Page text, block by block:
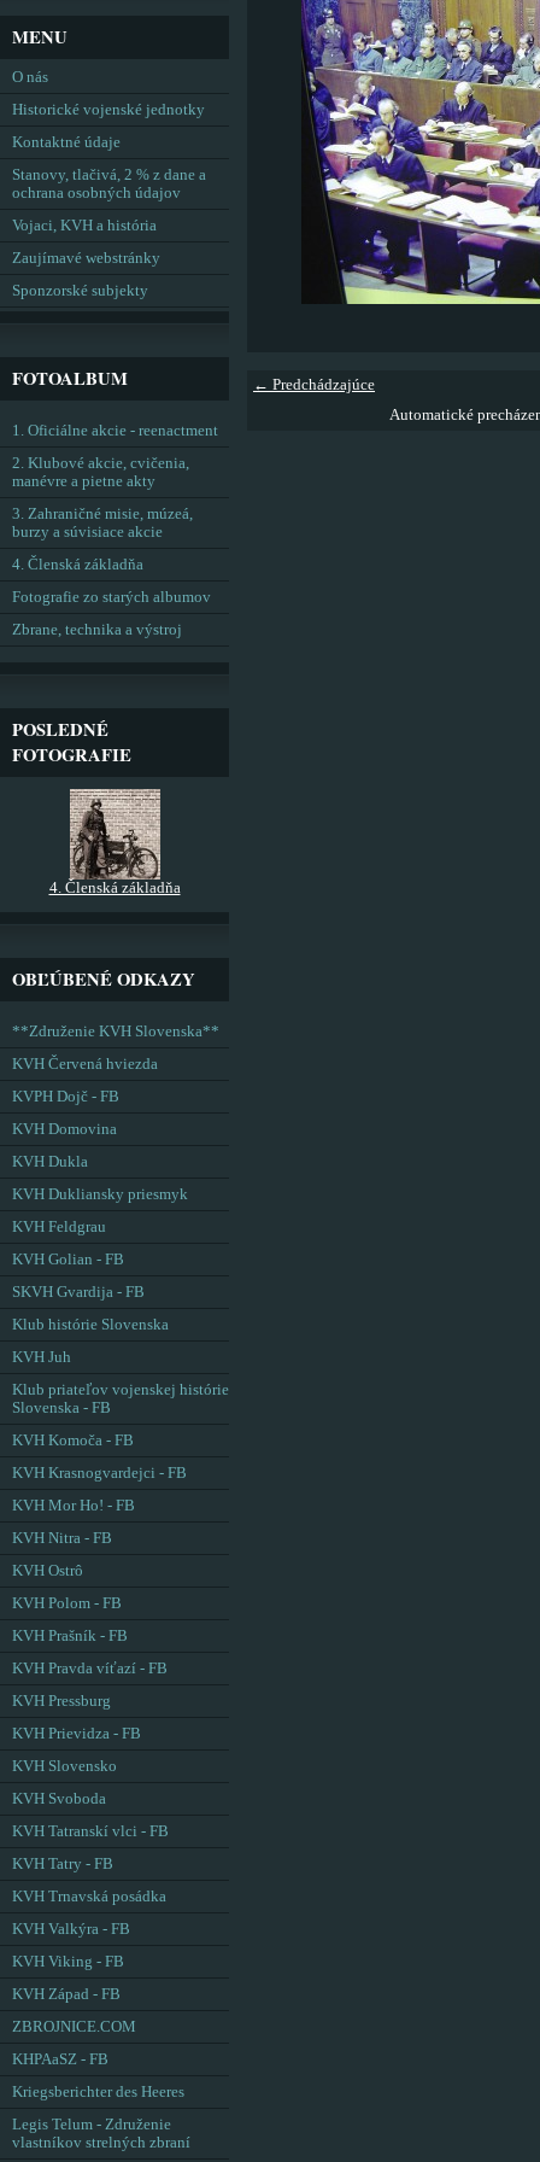
← Predchádzajúce
Automatické
MENU
O nás
Historické vojenské jednotky
Kontaktné údaje
Stanovy, tlačivá, 2 % z dane a
ochrana osobných údajov
Vojaci, KVH a história
Zaujímavé webstránky
Sponzorské subjekty
FOTOALBUM
1. Oficiálne akcie - reenactment
2. Klubové akcie, cvičenia,
manévre a pietne akty
3. Zahraničné misie, múzeá,
burzy a súvisiace akcie
4. Členská základňa
Fotografie zo starých albumov
Zbrane, technika a výstroj
POSLEDNÉ
FOTOGRAFIE
4. Členská základňa
OBĽÚBENÉ ODKAZY
**Združenie KVH Slovenska**
KVH Červená hviezda
KVPH Dojč - FB
KVH Domovina
KVH Dukla
KVH Dukliansky priesmyk
KVH Feldgrau
KVH Golian - FB
SKVH Gvardija - FB
Klub histórie Slovenska
KVH Juh
Klub priateľov vojenskej histórie
Slovenska - FB
KVH Komoča - FB
KVH Krasnogvardejci - FB
KVH Mor Ho! - FB
KVH Nitra - FB
KVH Ostrô
KVH Polom - FB
KVH Prašník - FB
KVH Pravda víťazí - FB
KVH Pressburg
KVH Prievidza - FB
KVH Slovensko
KVH Svoboda
KVH Tatranskí vlci - FB
KVH Tatry - FB
KVH Trnavská posádka
KVH Valkýra - FB
KVH Viking - FB
KVH Západ - FB
ZBROJNICE.COM
KHPAaSZ - FB
Kriegsberichter des Heeres
Legis Telum - Združenie
vlastníkov strelných zbraní